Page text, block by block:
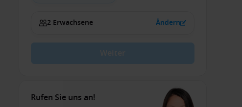
2 Erwachsene Ändern
Rufen Sie uns an!